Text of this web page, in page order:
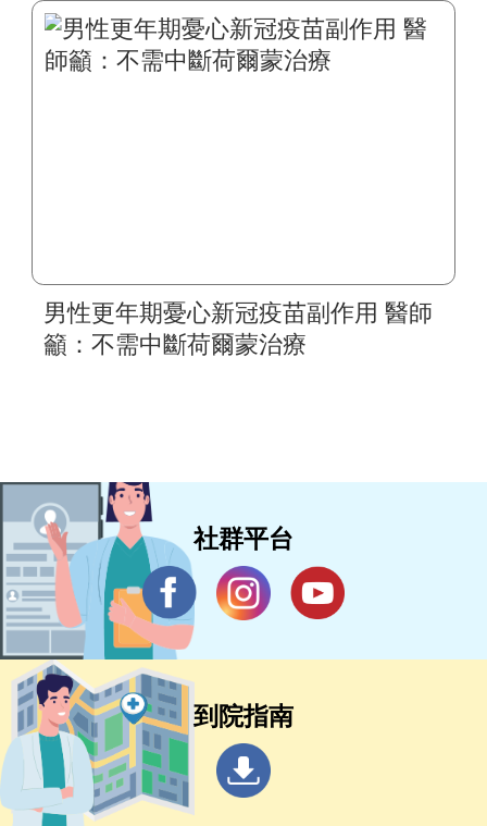
男性更年期憂心新冠疫苗副作用 醫師
籲：不需中斷荷爾蒙治療
社群平台
到院指南